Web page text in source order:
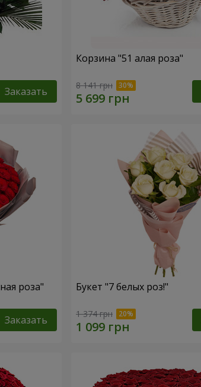
Заказать
Корзина "51 алая роза"
8 141 грн
роза"
Заказать
Букет "7 белых роз!"
1 374 грн